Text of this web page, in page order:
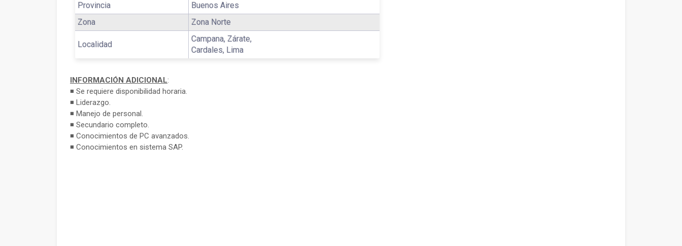
Provincia
Buenos Aires
Zona
Zona Norte
Localidad
Campana, Zárate,
Cardales, Lima
INFORMACIÓN ADICIONAL:
◾ Se requiere disponibilidad horaria.
◾ Liderazgo.
◾ Manejo de personal.
◾ Secundario completo.
◾ Conocimientos de PC avanzados.
◾ Conocimientos en sistema SAP.